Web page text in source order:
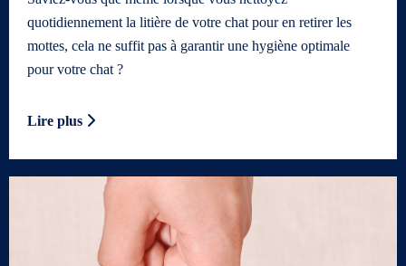
quotidiennement la litière de votre chat pour en retirer les
mottes, cela ne suffit pas à garantir une hygiène optimale
pour votre chat ?
Lire plus